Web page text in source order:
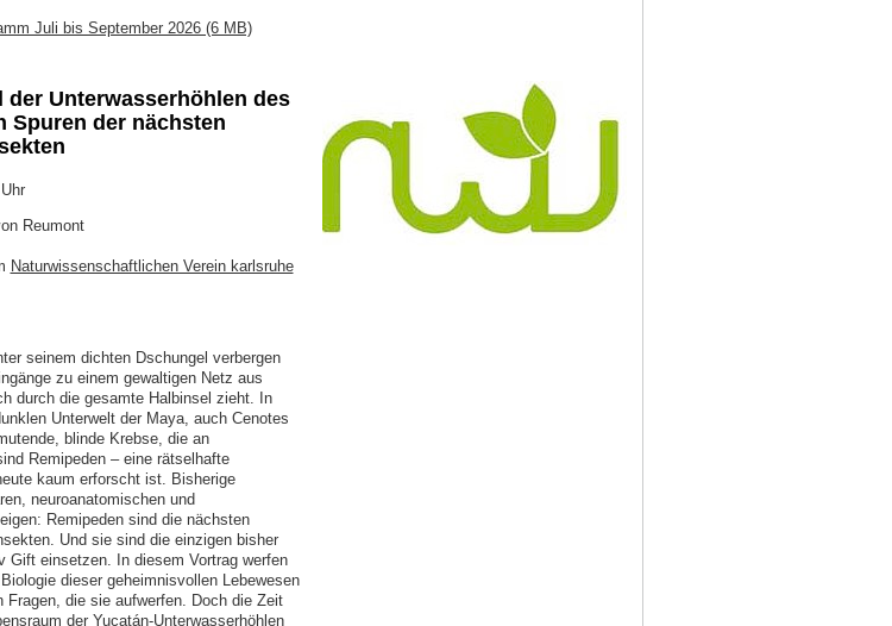
Juli bis September 2026 (6 MB)
der Unterwasserhöhlen des
Spuren der nächsten
Reumont
Naturwissenschaftlichen Verein karlsruhe
seinem dichten Dschungel verbergen
zu einem gewaltigen Netz aus
durch die gesamte Halbinsel zieht. In
Unterwelt der Maya, auch Cenotes
blinde Krebse, die an
Remipeden – eine rätselhafte
kaum erforscht ist. Bisherige
neuroanatomischen und
Remipeden sind die nächsten
Und sie sind die einzigen bisher
Gift einsetzen. In diesem Vortrag werfen
dieser geheimnisvollen Lebewesen
Fragen, die sie aufwerfen. Doch die Zeit
der Yucatán-Unterwasserhöhlen